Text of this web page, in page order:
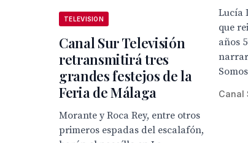
Lucía
que
años
Canal
TELEVISION
Canal Sur Televisión
retransmitirá tres
grandes festejos de la
Feria de Málaga
Morante y Roca Rey, entre otros
primeros espadas del escalafón,